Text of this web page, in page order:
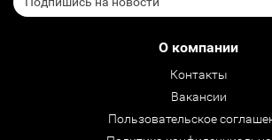
О компании
Контакты
Вакансии
Пользовательское